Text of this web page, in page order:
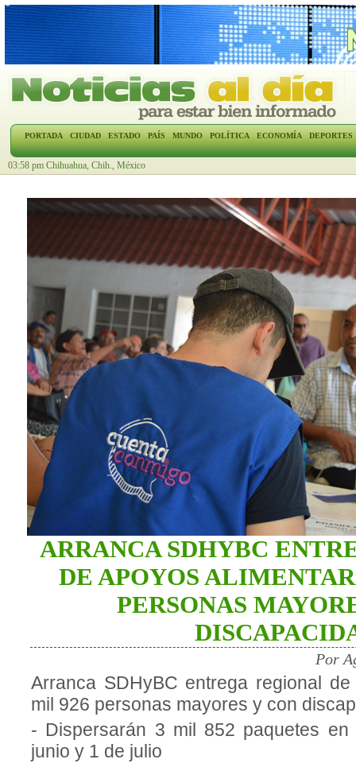
PORTADA CIUDAD ESTADO PAÍS MUNDO POLÍTICA ECONOMÍA DEPORTES
03:58 pm Chihuahua, Chih., México
ARRANCA SDHYBC
DE APOYOS
PERSONAS
Por
Arranca SDHyBC entrega regional
mil 926 personas mayores y con
- Dispersarán 3 mil 852 paquetes
junio y 1 de julio